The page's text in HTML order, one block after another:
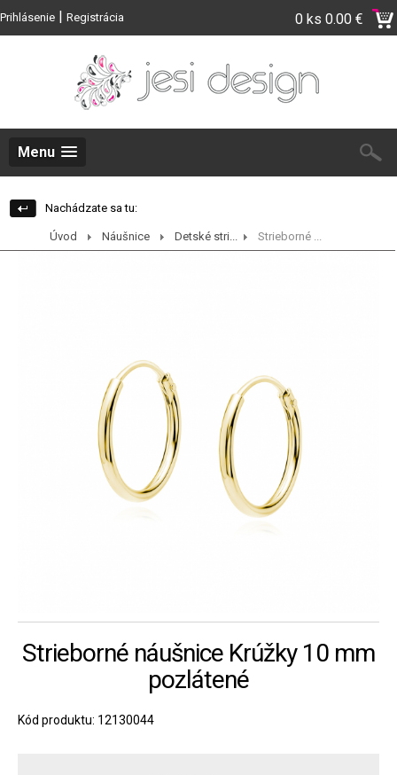
Prihlásenie | Registrácia 0 ks 0.00 €
Menu
Nachádzate sa tu:
Úvod Náušnice Detské stri... Strieborné ...
Strieborné náušnice Krúžky 10 mm
pozlátené
Kód produktu: 12130044